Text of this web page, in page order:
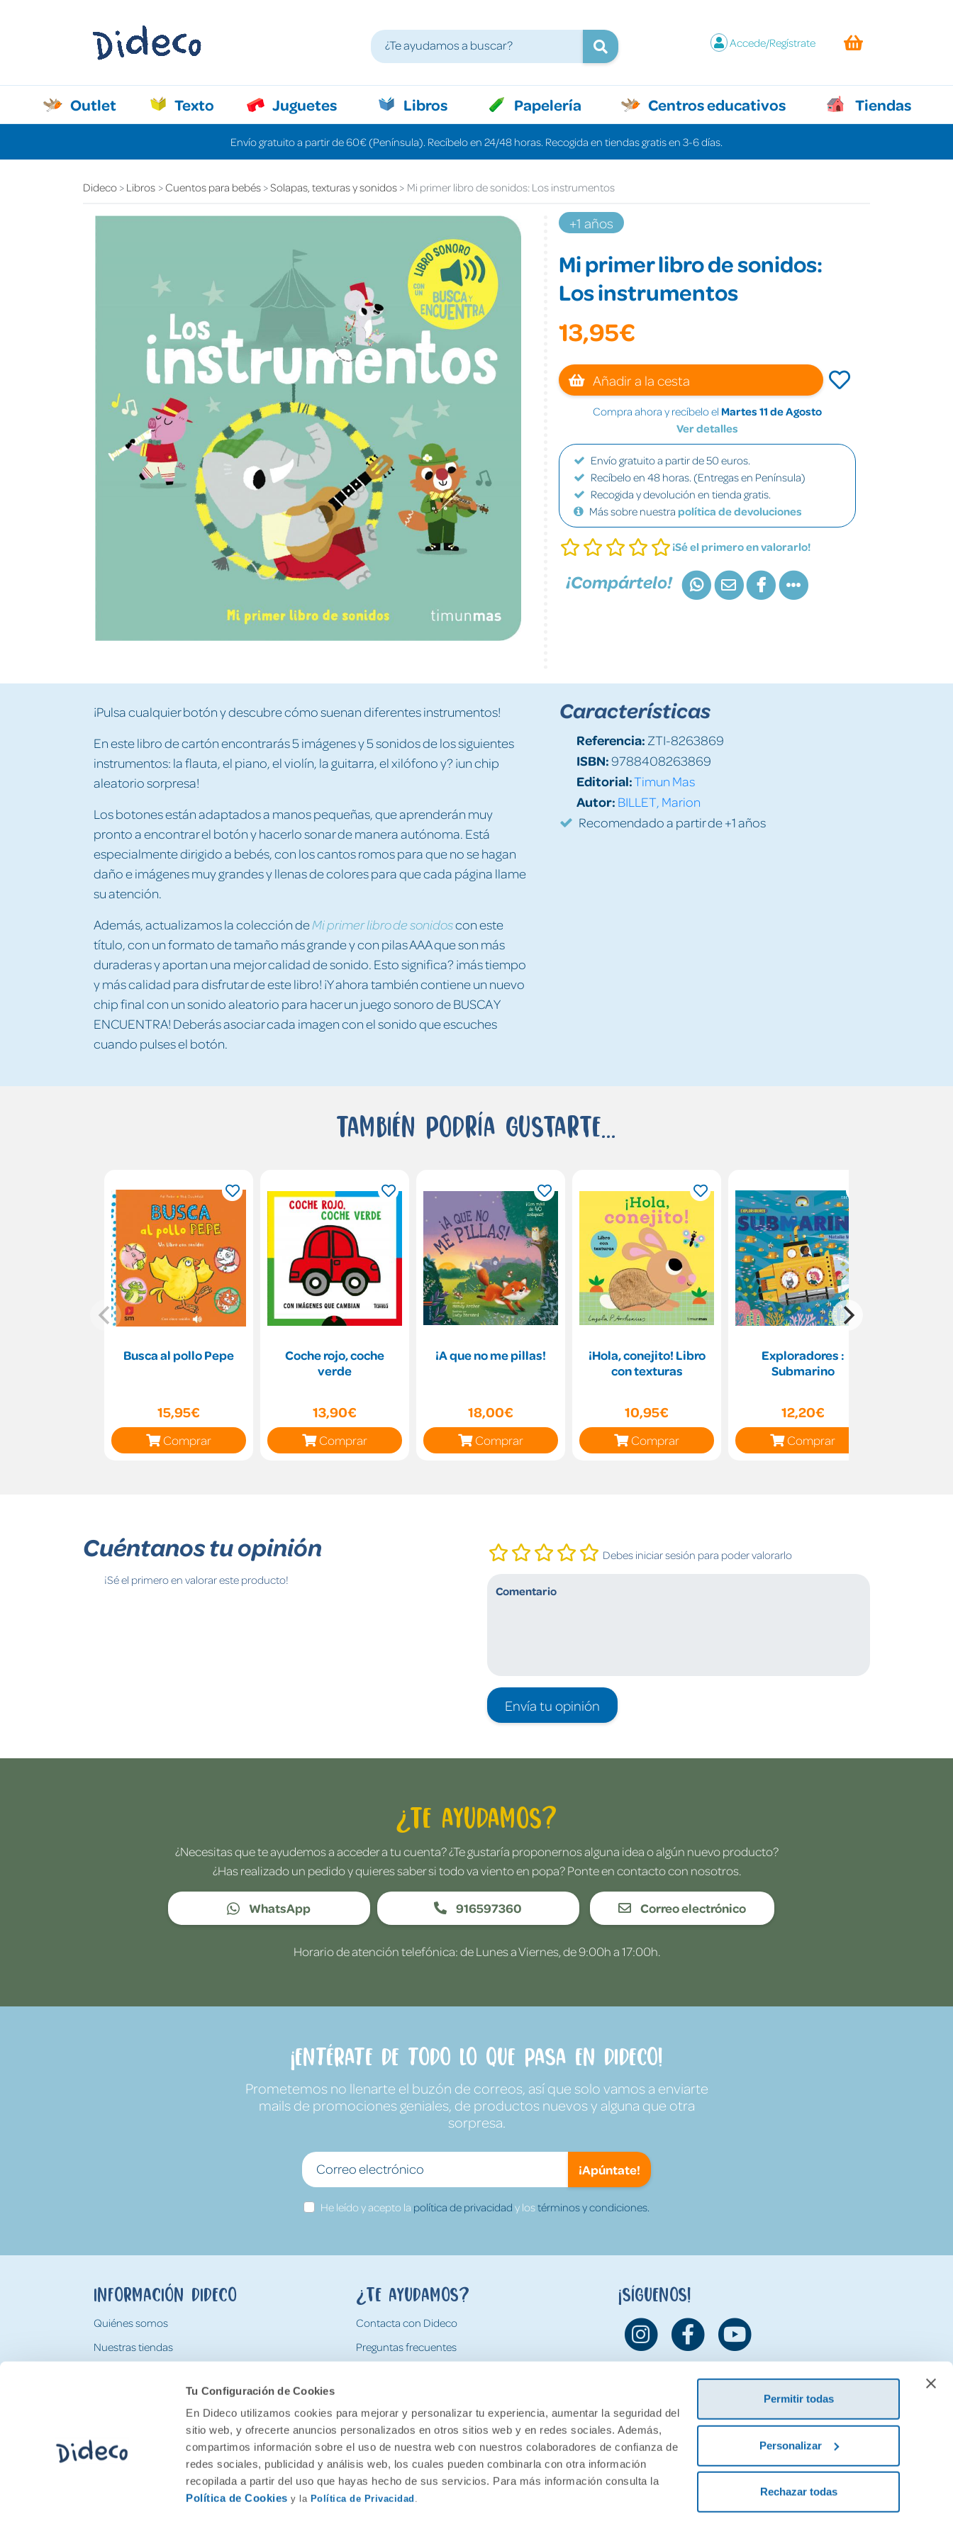
Tu Configuración de Cookies
En Dideco utilizamos cookies para mejorar y personalizar tu experiencia, aumentar la seguridad del
sitio web, y ofrecerte anuncios personalizados en otros sitios web y en redes sociales. Además,
compartimos información sobre el uso de nuestra web con nuestros colaboradores de confianza de
redes sociales, publicidad y análisis web, los cuales pueden combinarla con otra información
recopilada a partir del uso que hayas hecho de sus servicios. Para más información consulta la
Política de Cookies y la Política de Privacidad .
Permitir todas
Personalizar
Rechazar todas
Accede/Regístrate
Outlet Texto Juguetes Libros Papelería Centros educativos Tiendas
Envío gratuito a partir de 60€ (Península). Recíbelo en 24/48 horas. Recogida en tiendas gratis en 3-6 días.
Dideco Libros Cuentos para bebés Solapas, texturas y sonidos Mi primer libro de sonidos: Los instrumentos
+1 años
Mi primer libro de sonidos:
Los instrumentos
13,95€
Añadir a la cesta
Compra ahora y recíbelo el Martes 11 de Agosto
Ver detalles
Envío gratuito a partir de 50 euros.
Recíbelo en 48 horas. (Entregas en Península)
Recogida y devolución en tienda gratis.
Más sobre nuestra política de devoluciones
¡Sé el primero en valorarlo!
¡Compártelo!
¡Pulsa cualquier botón y descubre cómo suenan diferentes instrumentos!
En este libro de cartón encontrarás 5 imágenes y 5 sonidos de los siguientes
instrumentos: la flauta, el piano, el violín, la guitarra, el xilófono y? ¡un chip
aleatorio sorpresa!
Los botones están adaptados a manos pequeñas, que aprenderán muy
pronto a encontrar el botón y hacerlo sonar de manera autónoma. Está
especialmente dirigido a bebés, con los cantos romos para que no se hagan
daño e imágenes muy grandes y llenas de colores para que cada página llame
su atención.
Además, actualizamos la colección deMi primer libro de sonidoscon este
título, con un formato de tamaño más grande y con pilas AAA que son más
duraderas y aportan una mejor calidad de sonido. Esto significa? ¡más tiempo
y más calidad para disfrutar de este libro! ¡Y ahora también contiene un nuevo
chip final con un sonido aleatorio para hacer un juego sonoro de BUSCA Y
ENCUENTRA! Deberás asociar cada imagen con el sonido que escuches
cuando pulses el botón.
Características
Referencia: ZTI-8263869
ISBN:9788408263869
Editorial:Timun Mas
Autor: BILLET, Marion
Recomendado a partir de +1 años
También podría gustarte...
Busca al pollo Pepe
15,95€
Comprar
Coche rojo, coche
verde
13,90€
Comprar
¡A que no me pillas!
18,00€
Comprar
¡Hola, conejito! Libro
con texturas
10,95€
Comprar
Exploradores :
Submarino
12,20€
Comprar
Cuéntanos tu opinión
¡Sé el primero en valorar este producto!
Debes iniciar sesión para poder valorarlo
Envía tu opinión
¿Te ayudamos?
¿Necesitas que te ayudemos a acceder a tu cuenta? ¿Te gustaría proponernos alguna idea o algún nuevo producto?
¿Has realizado un pedido y quieres saber si todo va viento en popa? Ponte en contacto con nosotros.
WhatsApp 916597360 Correo electrónico
Horario de atención telefónica: de Lunes a Viernes, de 9:00h a 17:00h.
¡Entérate de todo lo que pasa en Dideco!
Prometemos no llenarte el buzón de correos, así que solo vamos a enviarte
mails de promociones geniales, de productos nuevos y alguna que otra
sorpresa.
¡Apúntate!
He leído y acepto la política de privacidad y lostérminos y condiciones.
Información Dideco
Quiénes somos
Nuestras tiendas
Tarjeta Regalo Dideco
¿Te ayudamos?
Contacta con Dideco
Preguntas frecuentes
Devoluciones
¡Síguenos!